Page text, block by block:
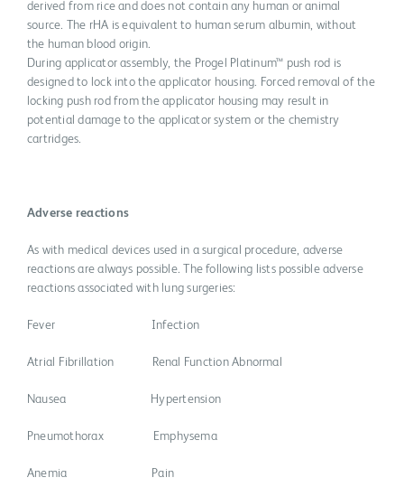
derived from rice and does not contain any human or animal
source. The rHA is equivalent to human serum albumin, without
the human blood origin.
During applicator assembly, the Progel Platinum™ push rod is
designed to lock into the applicator housing. Forced removal of the
locking push rod from the applicator housing may result in
potential damage to the applicator system or the chemistry
cartridges.
Adverse reactions
As with medical devices used in a surgical procedure, adverse
reactions are always possible. The following lists possible adverse
reactions associated with lung surgeries:
Fever Infection
Atrial Fibrillation Renal Function Abnormal
Nausea Hypertension
Pneumothorax Emphysema
Anemia Pain